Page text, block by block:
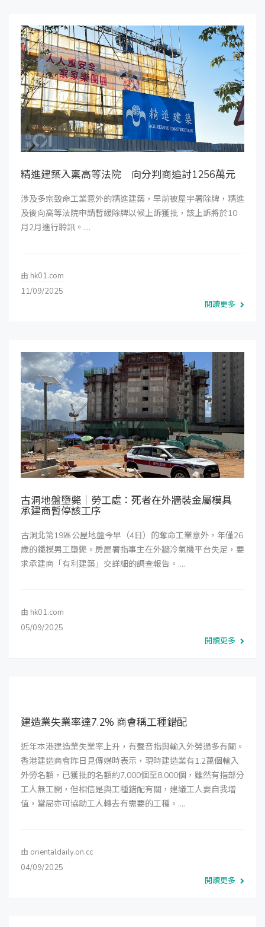
精進建築入稟高等法院 向分判商追討1256萬元
涉及多宗致命工業意外的精進建築，早前被屋宇署除牌，精進
及後向高等法院申請暫緩除牌以候上訴獲批，該上訴將於10
月2月進行聆訊。....
由 hk01.com
11/09/2025
閱讀更多
古洞地盤墮斃｜勞工處：死者在外牆裝金屬模具
承建商暫停該工序
古洞北第19區公屋地盤今早（4日）的奪命工業意外，年僅26
歲的鐵模男工墮斃。房屋署指事主在外牆冷氣機平台失足，要
求承建商「有利建築」交詳細的調查報告。....
由 hk01.com
05/09/2025
閱讀更多
建造業失業率達7.2% 商會稱工種錯配
近年本港建造業失業率上升，有聲音指與輸入外勞過多有關。
香港建造商會昨日見傳媒時表示，現時建造業有1.2萬個輸入
外勞名額，已獲批的名額約7,000個至8,000個，雖然有指部分
工人無工開，但相信是與工種錯配有關，建議工人要自我增
值，當局亦可協助工人轉去有需要的工種。....
由 orientaldaily.on.cc
04/09/2025
閱讀更多